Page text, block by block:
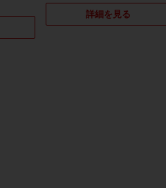
詳細を見る